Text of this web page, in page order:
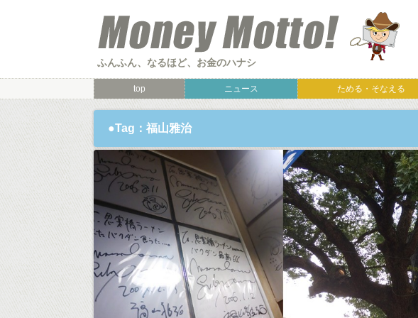
ふんふん、なるほど、お金のハナシ
top ニュース ためる・そなえる
●Tag：福山雅治